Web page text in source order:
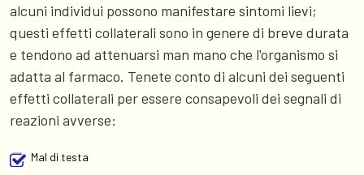
alcuni individui possono manifestare sintomi lievi;
questi effetti collaterali sono in genere di breve durata
e tendono ad attenuarsi man mano che l'organismo si
adatta al farmaco. Tenete conto di alcuni dei seguenti
effetti collaterali per essere consapevoli dei segnali di
reazioni avverse:
Mal di testa